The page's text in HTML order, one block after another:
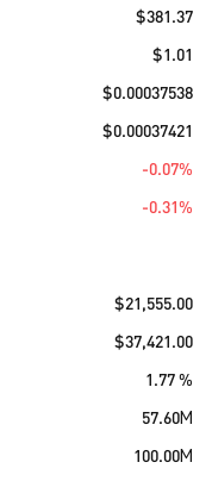
$381.37
$1.01
$0.00037538
$0.00037421
-0.07%
-0.31%
$21,555.00
$37,421.00
1.77 %
57.60M
100.00M